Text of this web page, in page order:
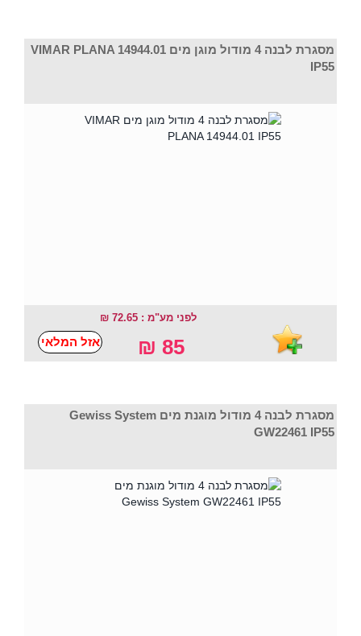
מסגרת לבנה 4 מודול מוגן מים VIMAR PLANA 14944.01
IP55
לפני מע"מ : 72.65 ₪
85 ₪ אזל המלאי
מסגרת לבנה 4 מודול מוגנת מים Gewiss System
GW22461 IP55